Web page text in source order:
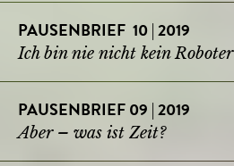
PAUSENBRIEF 10 | 2019
Ich bin nie nicht kein Roboter
PAUSENBRIEF 09 | 2019
Aber – was ist Zeit?